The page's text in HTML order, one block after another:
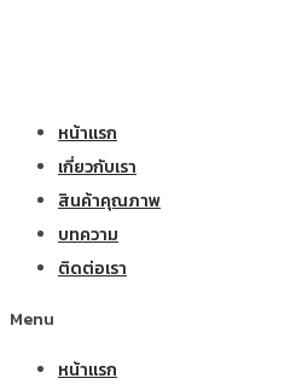
หน้าแรก
เกี่ยวกับเรา
สินค้าคุณภาพ
บทความ
ติดต่อเรา
Menu
หน้าแรก